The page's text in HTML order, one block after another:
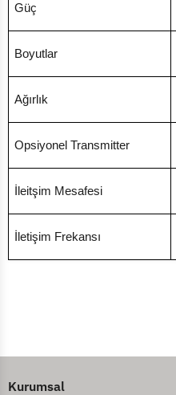
Güç
Boyutlar
Ağırlık
Opsiyonel Transmitter
İleitşim Mesafesi
İletişim Frekansı
Kurumsal